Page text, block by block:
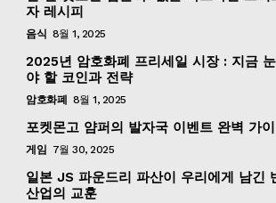
자 레시피
음식 8월 1, 2025
2025년 암호화폐 프리세일 시장 : 지금
야 할 코인과 전략
암호화폐 8월 1, 2025
포켓몬고 얌퍼의 발자국 이벤트 완벽 가
게임 7월 30, 2025
일본 JS 파운드리 파산이 우리에게 남긴
산업의 교훈